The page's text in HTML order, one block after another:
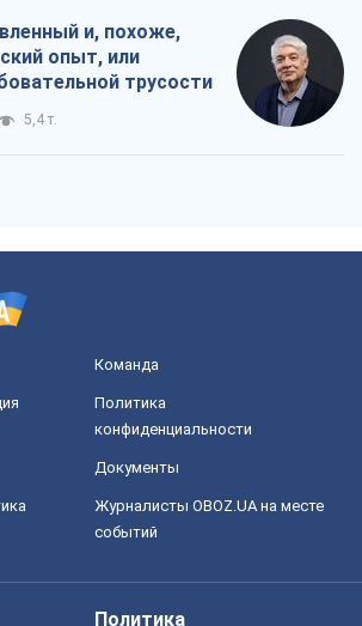
и, похоже,
опыт, или
трусости
5,4 т.
Команда
Политика
конфиденциальности
Документы
Журналисты OBOZ.UA на месте
событий
Политика